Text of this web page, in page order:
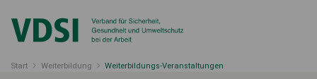
Start Weiterbildung Weiterbildungs-Veranstaltungen